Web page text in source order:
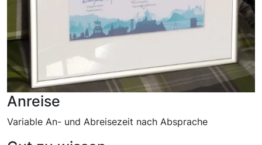
Anreise
Variable An- und Abreisezeit nach Absprache